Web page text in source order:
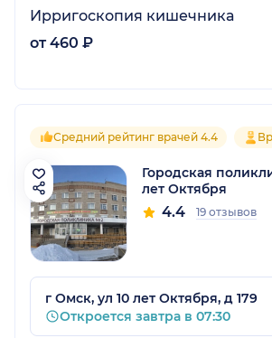
Ирригоскопия кишечника
от 460 ₽
Средний рейтинг врачей 4.4
Городская
лет Октября
4.4 19 отзывов
г Омск, ул 10 лет Октября, д 179
Откроется завтра в 07:30